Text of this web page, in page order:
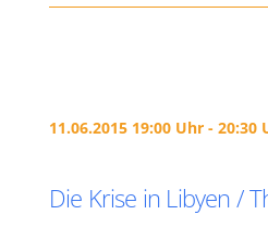
11.06.2015 19:00 Uhr - 20:30
Die Krise in Libyen /